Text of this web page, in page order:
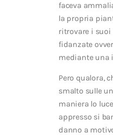
faceva
la propria
ritrovare i
fidanzate
mediante una
Pero qualora,
smalto sulle
maniera lo
appresso si
danno a